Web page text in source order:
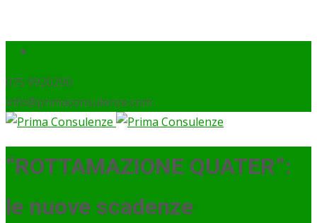
075 9920290
info@primaconsulenze.com
“ROTTAMAZIONE QUATER”:
le nuove scadenze